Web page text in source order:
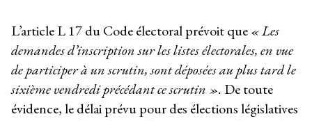
L’article L 17 du Code électoral prévoit que« Les
demandes d’inscription sur les listes électorales, en vue
de participer à un scrutin, sont déposées au plus tard le
sixième vendredi précédant ce scrutin ». De toute
évidence, le délai prévu pour des élections législatives